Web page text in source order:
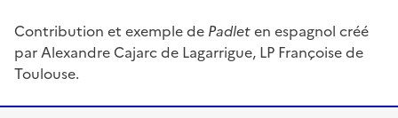
Contribution et exemple de Padleten espagnol créé
par Alexandre Cajarc de Lagarrigue, LP Françoise de
Toulouse.